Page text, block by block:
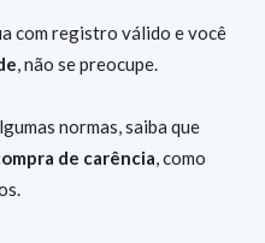
com registro válido e você
, não se preocupe.
normas, saiba que
de carência, como